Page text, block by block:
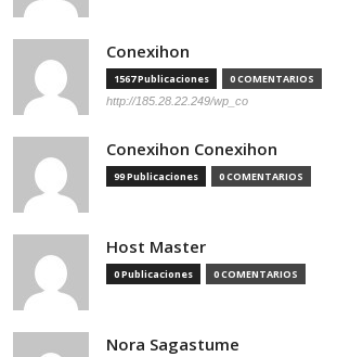
Conexihon
1567 Publicaciones 0 COMENTARIOS
http://185.28.22.249/wp_co
Conexihon Conexihon
99 Publicaciones 0 COMENTARIOS
Host Master
0 Publicaciones 0 COMENTARIOS
Nora Sagastume